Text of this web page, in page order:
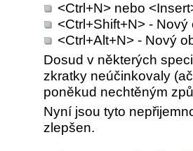
<Ctrl+N> nebo
<Ctrl+Shift+N> -
<Ctrl+Alt+N> - Nový
Dosud v některých
zkratky neúčinkovaly
poněkud nechtěným
Nyní jsou tyto
zlepšen.